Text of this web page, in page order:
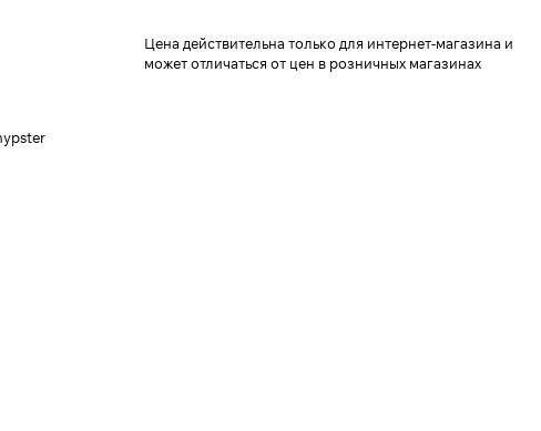
Цена действительна только для интернет-магазина и
может отличаться от цен в розничных магазинах